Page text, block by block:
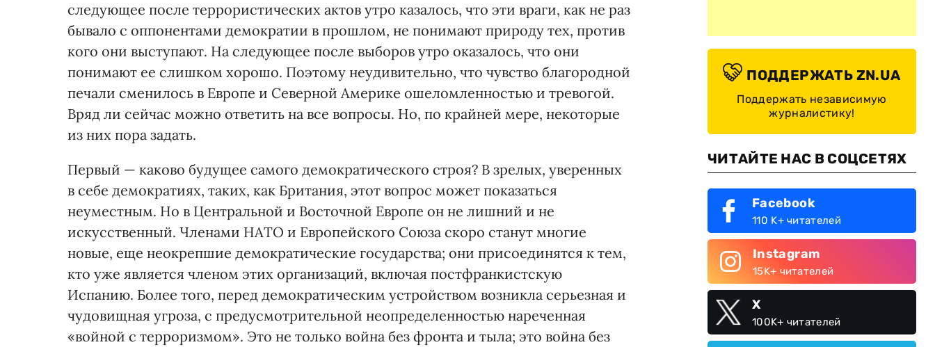
следующее после террористических актов утро казалось, что эти враги, как не раз
бывало с оппонентами демократии в прошлом, не понимают природу тех, против
кого они выступают. На следующее после выборов утро оказалось, что они
понимают ее слишком хорошо. Поэтому неудивительно, что чувство благородной
печали сменилось в Европе и Северной Америке ошеломленностью и тревогой.
Вряд ли сейчас можно ответить на все вопросы. Но, по крайней мере, некоторые
из них пора задать.
Первый — каково будущее самого демократического строя? В зрелых, уверенных
в себе демократиях, таких, как Британия, этот вопрос может показаться
неуместным. Но в Центральной и Восточной Европе он не лишний и не
искусственный. Членами НАТО и Европейского Союза скоро станут многие
новые, еще неокрепшие демократические государства; они присоединятся к тем,
кто уже является членом этих организаций, включая постфранкистскую
Испанию. Более того, перед демократическим устройством возникла серьезная и
чудовищная угроза, с предусмотрительной неопределенностью нареченная
«войной с терроризмом». Это не только война без фронта и тыла; это война без
ПОДДЕРЖАТЬ ZN.UA
Поддержать независимую
журналистику!
ЧИТАЙТЕ НАС В СОЦСЕТЯХ
Facebook
110 K+ читателей
Instagram
15K+ читателей
X
100K+ читателей